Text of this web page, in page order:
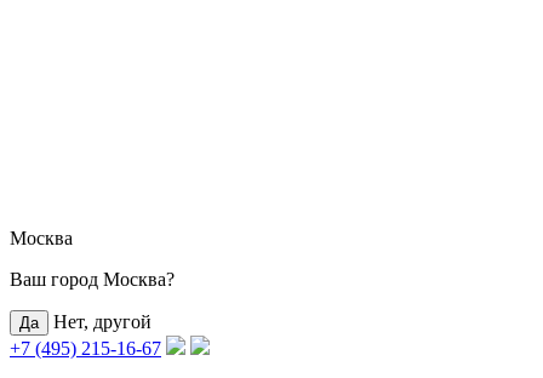
Москва
Ваш город Москва?
Нет, другой
+7 (495) 215-16-67